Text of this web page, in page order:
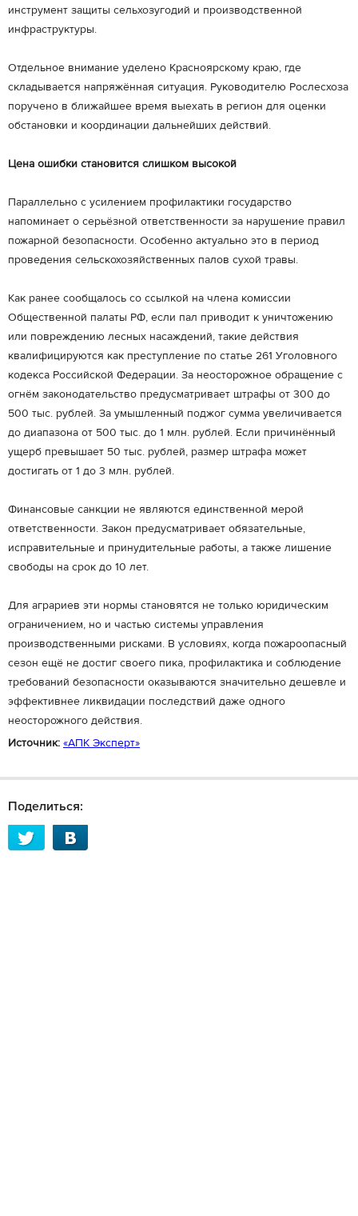
инструмент защиты сельхозугодий и производственной
инфраструктуры.
Отдельное внимание уделено Красноярскому краю, где
складывается напряжённая ситуация. Руководителю Рослесхоза
поручено в ближайшее время выехать в регион для оценки
обстановки и координации дальнейших действий.
Цена ошибки становится слишком высокой
Параллельно с усилением профилактики государство
напоминает о серьёзной ответственности за нарушение правил
пожарной безопасности. Особенно актуально это в период
проведения сельскохозяйственных палов сухой травы.
Как ранее сообщалось со ссылкой на члена комиссии
Общественной палаты РФ, если пал приводит к уничтожению
или повреждению лесных насаждений, такие действия
квалифицируются как преступление по статье 261 Уголовного
кодекса Российской Федерации. За неосторожное обращение с
огнём законодательство предусматривает штрафы от 300 до
500 тыс. рублей. За умышленный поджог сумма увеличивается
до диапазона от 500 тыс. до 1 млн. рублей. Если причинённый
ущерб превышает 50 тыс. рублей, размер штрафа может
достигать от 1 до 3 млн. рублей.
Финансовые санкции не являются единственной мерой
ответственности. Закон предусматривает обязательные,
исправительные и принудительные работы, а также лишение
свободы на срок до 10 лет.
Для аграриев эти нормы становятся не только юридическим
ограничением, но и частью системы управления
производственными рисками. В условиях, когда пожароопасный
сезон ещё не достиг своего пика, профилактика и соблюдение
требований безопасности оказываются значительно дешевле и
эффективнее ликвидации последствий даже одного
неосторожного действия.
Источник: «АПК Эксперт»
Поделиться: